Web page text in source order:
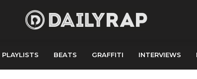
PLAYLISTS BEATS GRAFFITI INTERVIEWS